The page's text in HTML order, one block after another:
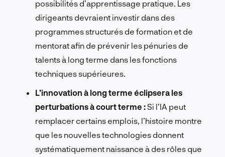
possibilités d’apprentissage pratique. Les
dirigeants devraient investir dans des
programmes structurés de formation et de
mentorat afin de prévenir les pénuries de
talents à long terme dans les fonctions
techniques supérieures.
L’innovation à long terme éclipsera les
perturbations à court terme :Si l’IA peut
remplacer certains emplois, l’histoire montre
que les nouvelles technologies donnent
systématiquement naissance à des rôles que